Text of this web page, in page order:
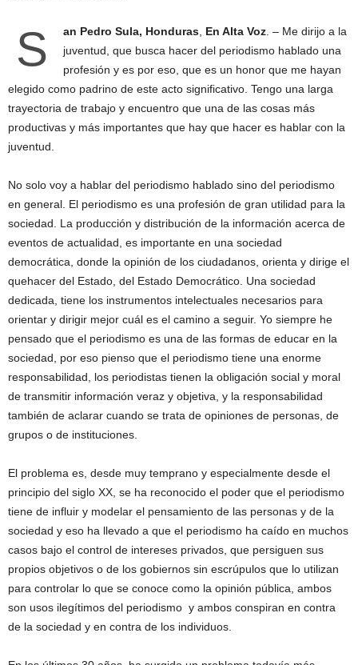
S an Pedro Sula, Honduras En Alta Voz . – Me dirijo a la
juventud, que busca hacer del periodismo hablado una
profesión y es por eso, que es un honor que me hayan
elegido como padrino de este acto significativo. Tengo una larga
trayectoria de trabajo y encuentro que una de las cosas más
productivas y más importantes que hay que hacer es hablar con la
juventud.
No solo voy a hablar del periodismo hablado sino del periodismo
en general. El periodismo es una profesión de gran utilidad para la
sociedad. La producción y distribución de la información acerca de
eventos de actualidad, es importante en una sociedad
democrática, donde la opinión de los ciudadanos, orienta y dirige el
quehacer del Estado, del Estado Democrático. Una sociedad
dedicada, tiene los instrumentos intelectuales necesarios para
orientar y dirigir mejor cuál es el camino a seguir. Yo siempre he
pensado que el periodismo es una de las formas de educar en la
sociedad, por eso pienso que el periodismo tiene una enorme
responsabilidad, los periodistas tienen la obligación social y moral
de transmitir información veraz y objetiva, y la responsabilidad
también de aclarar cuando se trata de opiniones de personas, de
grupos o de instituciones.
El problema es, desde muy temprano y especialmente desde el
principio del siglo XX, se ha reconocido el poder que el periodismo
tiene de influir y modelar el pensamiento de las personas y de la
sociedad y eso ha llevado a que el periodismo ha caído en muchos
casos bajo el control de intereses privados, que persiguen sus
propios objetivos o de los gobiernos sin escrúpulos que lo utilizan
para controlar lo que se conoce como la opinión pública, ambos
son usos ilegítimos del periodismo y ambos conspiran en contra
de la sociedad y en contra de los individuos.